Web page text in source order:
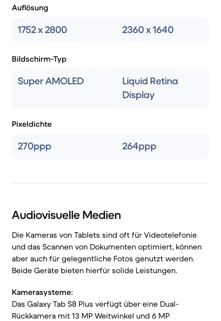
Auflösung
1752 x 2800 2360 x 1640
Bildschirm-Typ
Super AMOLED
Liquid Retina
Display
Pixeldichte
270ppp 264ppp
Audiovisuelle Medien
Die Kameras von Tablets sind oft für Videotelefonie
und das Scannen von Dokumenten optimiert, können
aber auch für gelegentliche Fotos genutzt werden.
Beide Geräte bieten hierfür solide Leistungen.
Kamerasysteme:
Das Galaxy Tab S8 Plus verfügt über eine Dual-
Rückkamera mit 13 MP Weitwinkel und 6 MP